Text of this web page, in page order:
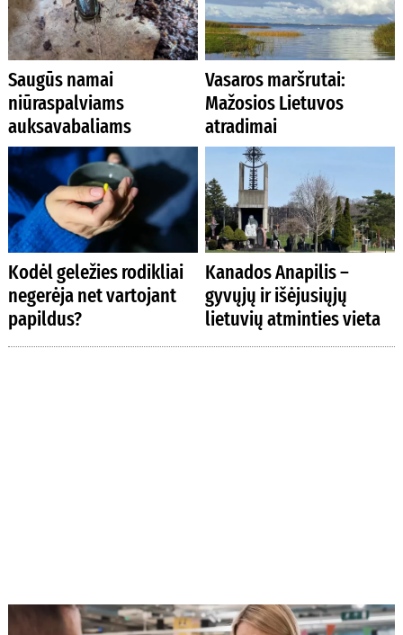
Saugūs namai
niūraspalviams
auksavabaliams
Vasaros maršrutai:
Mažosios Lietuvos
atradimai
Kodėl geležies rodikliai
negerėja net vartojant
papildus?
Kanados Anapilis –
gyvųjų ir išėjusiųjų
lietuvių atminties vieta